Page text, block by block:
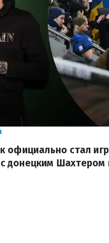
официально стал
донецким Шахтером